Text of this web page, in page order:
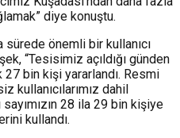
diye konuştu.
sürede önemli bir kullanıcı
“Tesisimiz açıldığı günden
27 bin kişi yararlandı. Resmi
kullanıcılarımız dahil
28 ila 29 bin kişiye
kullandı.